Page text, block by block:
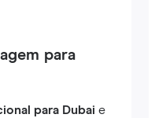
para
para Dubai e